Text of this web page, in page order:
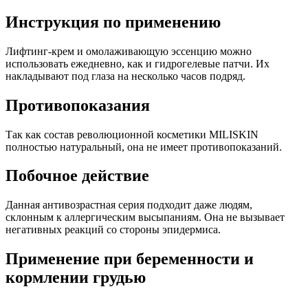
Инструкция по применению
Лифтинг-крем и омолаживающую эссенцию можно
использовать ежедневно, как и гидрогелевые патчи. Их
накладывают под глаза на несколько часов подряд.
Противопоказания
Так как состав революционной косметики MILISKIN
полностью натуральный, она не имеет противопоказаний.
Побочное действие
Данная антивозрастная серия подходит даже людям,
склонным к аллергическим высыпаниям. Она не вызывает
негативных реакций со стороны эпидермиса.
Применение при беременности и
кормлении грудью